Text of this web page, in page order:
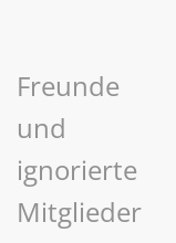
Freunde
und
ignorierte
Mitglieder